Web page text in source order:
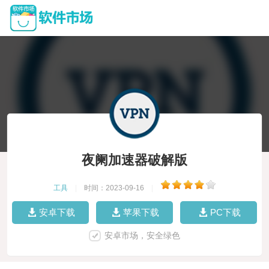
夜阑加速器破解版
工具 时间：2023-09-16
安卓下载 苹果下载 PC下载
安卓市场，安全绿色